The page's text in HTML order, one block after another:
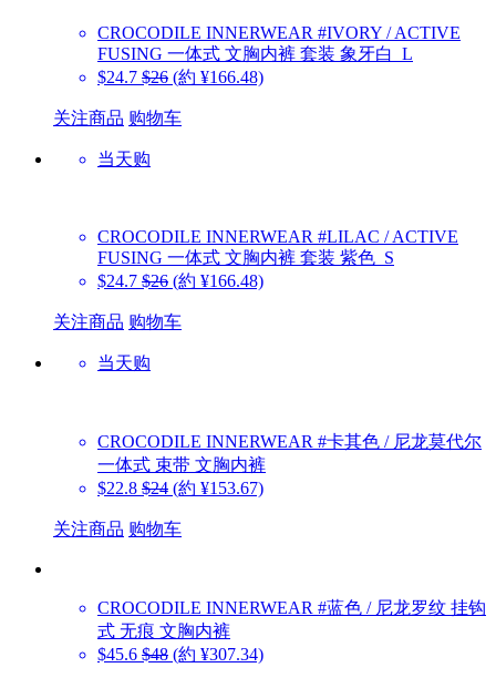
CROCODILE INNERWEAR #IVORY / ACTIVE
FUSING 一体式 文胸内裤 套装 象牙白_L
$24.7 $26 (約 ¥166.48)
关注商品 购物车
当天购
CROCODILE INNERWEAR #LILAC / ACTIVE
FUSING 一体式 文胸内裤 套装 紫色_S
$24.7 $26 (約 ¥166.48)
关注商品 购物车
当天购
CROCODILE INNERWEAR #卡其色 / 尼龙莫代尔
一体式 束带 文胸内裤
$22.8 $24 (約 ¥153.67)
关注商品 购物车
CROCODILE INNERWEAR #蓝色 / 尼龙罗纹 挂钩
式 无痕 文胸内裤
$45.6 $48 (約 ¥307.34)